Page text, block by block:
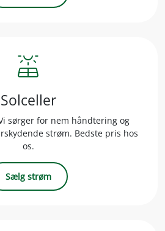
solar_power
Solceller
sørger for nem håndtering og
strøm. Bedste pris hos
os.
Sælg strøm